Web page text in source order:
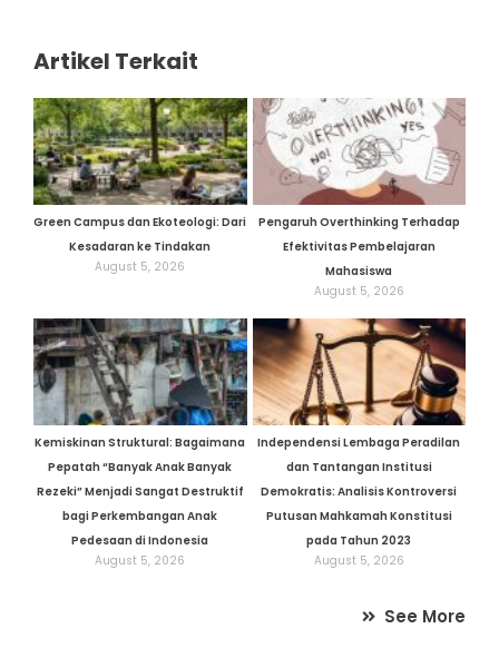
Artikel Terkait
Green Campus dan Ekoteologi: Dari
Kesadaran ke Tindakan
August 5, 2026
Pengaruh Overthinking Terhadap
Efektivitas Pembelajaran
Mahasiswa
August 5, 2026
Kemiskinan Struktural: Bagaimana
Pepatah “Banyak Anak Banyak
Rezeki” Menjadi Sangat Destruktif
bagi Perkembangan Anak
Pedesaan di Indonesia
August 5, 2026
Independensi Lembaga Peradilan
dan Tantangan Institusi
Demokratis: Analisis Kontroversi
Putusan Mahkamah Konstitusi
pada Tahun 2023
August 5, 2026
See More